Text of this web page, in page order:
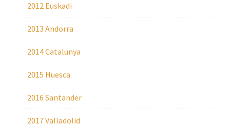
2012 Euskadi
2013 Andorra
2014 Catalunya
2015 Huesca
2016 Santander
2017 Valladolid